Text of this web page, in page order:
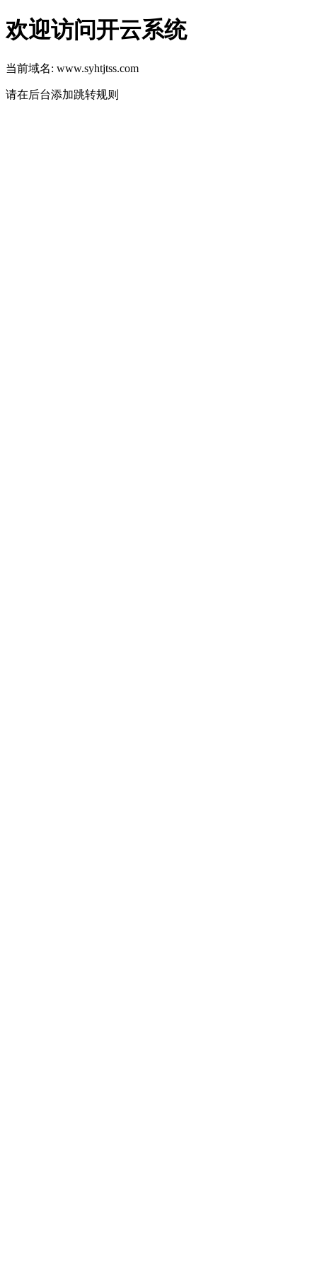
欢迎访问开云系统
当前域名: www.syhtjtss.com
请在后台添加跳转规则